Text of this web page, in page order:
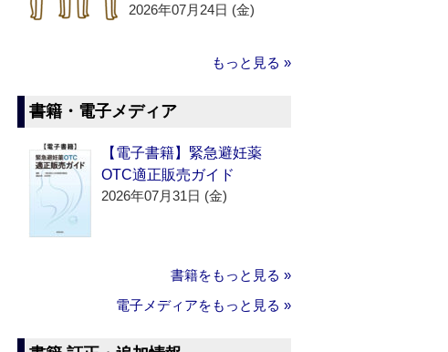
2026年07月24日 (金)
もっと見る »
書籍・電子メディア
【電子書籍】緊急避妊薬
OTC適正販売ガイド
2026年07月31日 (金)
書籍をもっと見る »
電子メディアをもっと見る »